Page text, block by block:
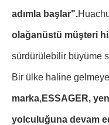
adımla başlar".
olağanüstü müşteri
sürdürülebilir büyüme
Bir ülke haline gelmeye
marka, ESSAGER,
yolculuğuna devam